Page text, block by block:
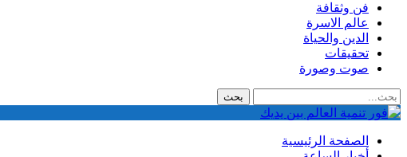
فن وثقافة
عالم الاسرة
الدين والحياة
تحقيقات
صوت وصورة
الصفحة الرئيسية